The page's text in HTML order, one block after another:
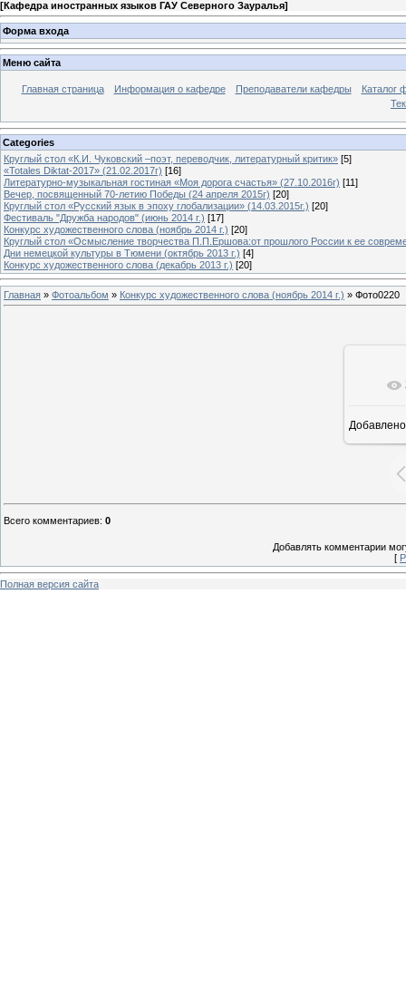
[Кафедра иностранных языков ГАУ Северного Зауралья]
Форма входа
Меню сайта
Главная страница Информация о кафедре Преподаватели кафедры
Каталог
Categories
Круглый стол «К.И. Чуковский –поэт, переводчик, литературный критик» [5]
«Totales Diktat-2017» (21.02.2017г) [16]
Литературно-музыкальная гостиная «Моя дорога счастья» (27.10.2016г) [11]
Вечер, посвященный 70-летию Победы (24 апреля 2015г) [20]
Круглый стол «Русский язык в эпоху глобализации» (14.03.2015г.) [20]
Фестиваль "Дружба народов" (июнь 2014 г.) [17]
Конкурс художественного слова (ноябрь 2014 г.) [20]
Круглый стол «Осмысление творчества П.П.Ершова:от прошлого России к ее
Дни немецкой культуры в Тюмени (октябрь 2013 г.) [4]
Конкурс художественного слова (декабрь 2013 г.) [20]
Главная » Фотоальбом » Конкурс художественного слова (ноябрь 2014 г.) » Фото0220
Добавлено
Всего комментариев: 0
Добавлять комментарии
[
Полная версия сайта